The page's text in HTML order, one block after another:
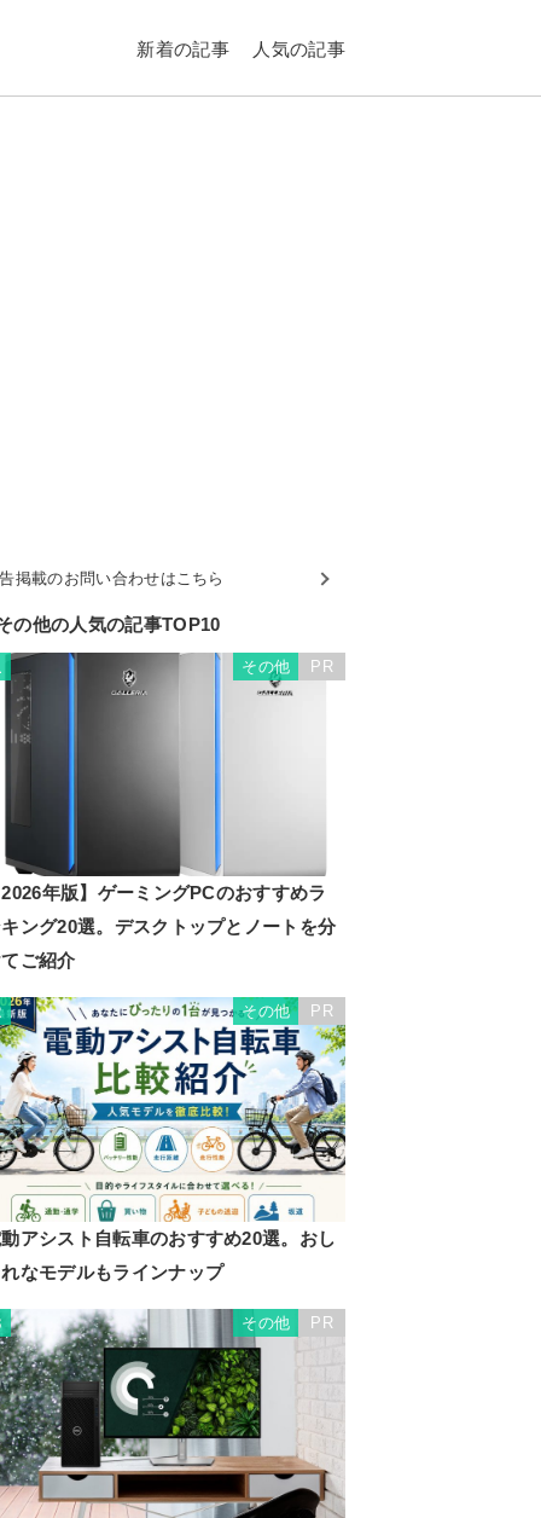
新着の記事 人気の記事
掲載のお問い合わせはこちら
の他の人気の記事TOP10
その他 PR
年版】ゲーミングPCのおすすめラ
ング20選。デスクトップとノートを分
ご紹介
その他 PR
アシスト自転車のおすすめ20選。おし
なモデルもラインナップ
その他 PR